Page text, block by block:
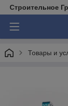
Строительное
Товары и